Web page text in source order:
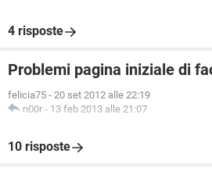
4 risposte
Problemi pagina iniziale di
felicia75 - 20 set 2012 alle 22:19
n00r - 13 feb 2013 alle 21:07
10 risposte